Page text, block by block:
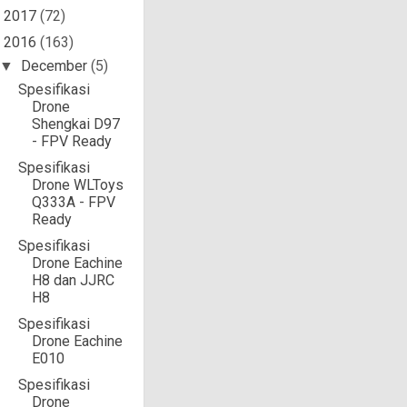
2017 (72)
2016 (163)
▼ December(5)
Spesifikasi
Drone
Shengkai D97
- FPV Ready
Spesifikasi
Drone WLToys
Q333A - FPV
Ready
Spesifikasi
Drone Eachine
H8 dan JJRC
H8
Spesifikasi
Drone Eachine
E010
Spesifikasi
Drone